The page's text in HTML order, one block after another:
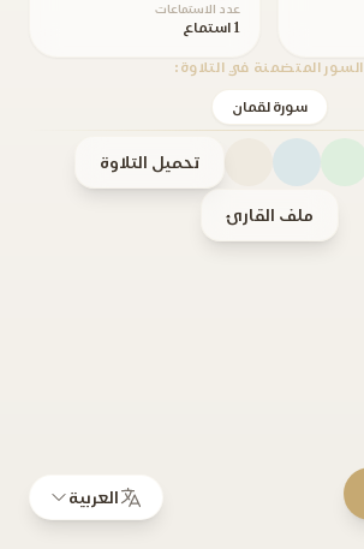
عدد الاستماعات
1 استماع
السور المتضمنة في التلاوة:
سورة لقمان
تحميل التلاوة
ملف القارئ
العربية